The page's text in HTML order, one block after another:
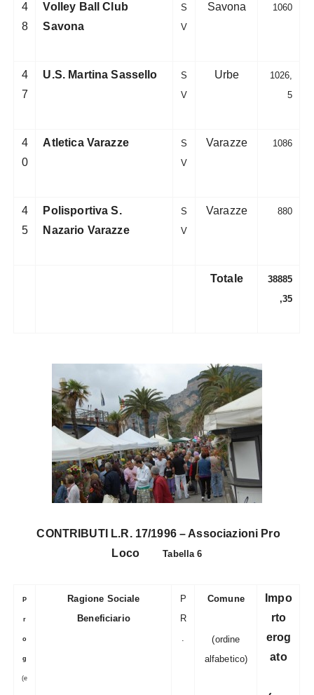
4
8
Volley Ball Club
Savona
S
V
Savona 1060
4
7
U.S. Martina Sassello
S
V
Urbe
1026,
5
4
0
Atletica Varazze
S
V
Varazze 1086
4
5
Polisportiva S.
Nazario Varazze
S
V
Varazze 880
Totale
38885
,35
CONTRIBUTI L.R. 17/1996 – Associazioni Pro
LocoTabella 6
P
r
o
g
(e
Ragione Sociale
Beneficiario
P
R
.
Comune
(ordine
alfabetico)
Impo
rto
erog
ato